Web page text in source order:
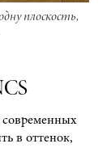
плоскость,
в оттенок,